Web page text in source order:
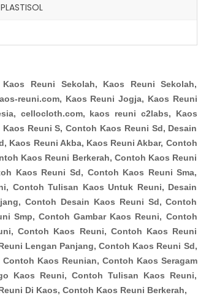
Reuni Sekolah, Kaos Reuni Sekolah,
reuni.com, Kaos Reuni Jogja, Kaos Reuni
cellocloth.com, kaos reuni c2labs, Kaos
Reuni S, Contoh Kaos Reuni Sd, Desain
Kaos Reuni Akba, Kaos Reuni Akbar, Contoh
Kaos Reuni Berkerah, Contoh Kaos Reuni
Kaos Reuni Sd, Contoh Kaos Reuni Sma,
Contoh Tulisan Kaos Untuk Reuni, Desain
Contoh Desain Kaos Reuni Sd, Contoh
Smp, Contoh Gambar Kaos Reuni, Contoh
Contoh Kaos Reuni, Contoh Kaos Reuni
Lengan Panjang, Contoh Kaos Reuni Sd,
Kaos Reunian, Contoh Kaos Seragam
Kaos Reuni, Contoh Tulisan Kaos Reuni,
Di Kaos, Contoh Kaos Reuni Berkerah,